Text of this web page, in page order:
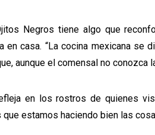
Negros tiene algo que
casa. “La cocina mexicana se
aunque el comensal no
en los rostros de quienes
estamos haciendo bien las